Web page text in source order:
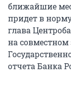
ближайшие
придет в
глава
на совместном
отчета Банка